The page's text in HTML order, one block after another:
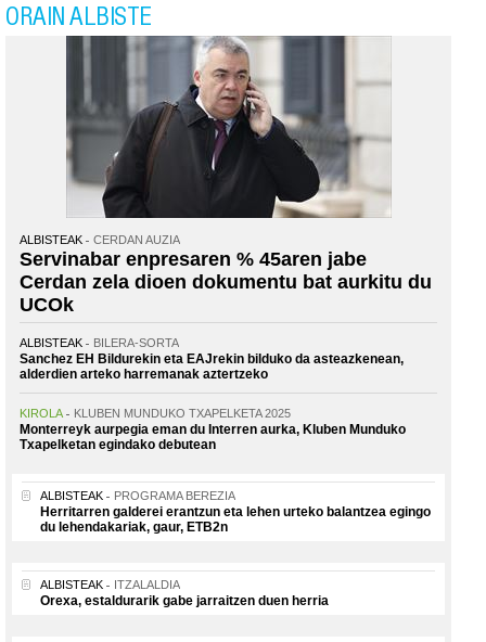
ORAIN ALBISTE
ALBISTEAK CERDAN AUZIA
Servinabar enpresaren % 45aren jabe
Cerdan zela dioen dokumentu bat aurkitu du
UCOk
ALBISTEAK BILERA-SORTA
Sanchez EH Bildurekin eta EAJrekin bilduko da asteazkenean,
alderdien arteko harremanak aztertzeko
KIROLA KLUBEN MUNDUKO TXAPELKETA 2025
Monterreyk aurpegia eman du Interren aurka, Kluben Munduko
Txapelketan egindako debutean
ALBISTEAK PROGRAMA BEREZIA
Herritarren galderei erantzun eta lehen urteko balantzea egingo
du lehendakariak, gaur, ETB2n
ALBISTEAK ITZALALDIA
Orexa, estaldurarik gabe jarraitzen duen herria